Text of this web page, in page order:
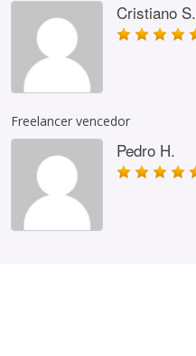
Cristiano S.
Freelancer vencedor
Pedro H.